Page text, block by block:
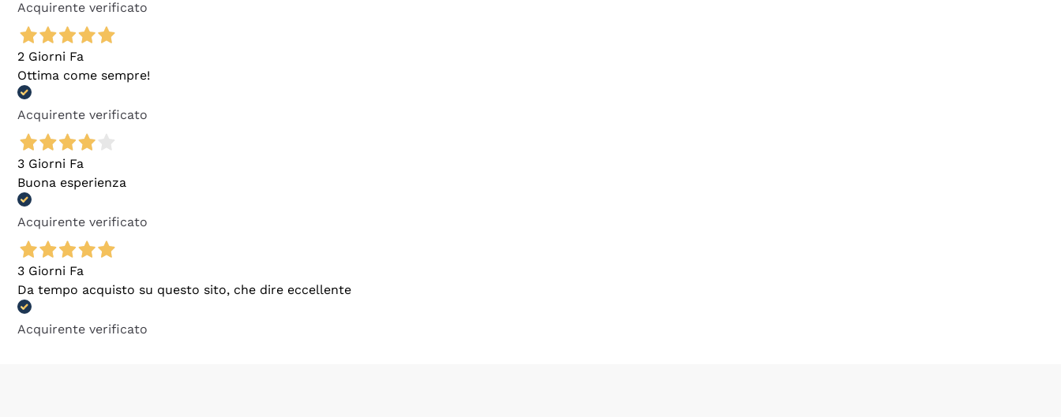
Acquirente verificato
2 Giorni Fa
Ottima come sempre!
Acquirente verificato
3 Giorni Fa
Buona esperienza
Acquirente verificato
3 Giorni Fa
Da tempo acquisto su questo sito, che dire eccellente
Acquirente verificato